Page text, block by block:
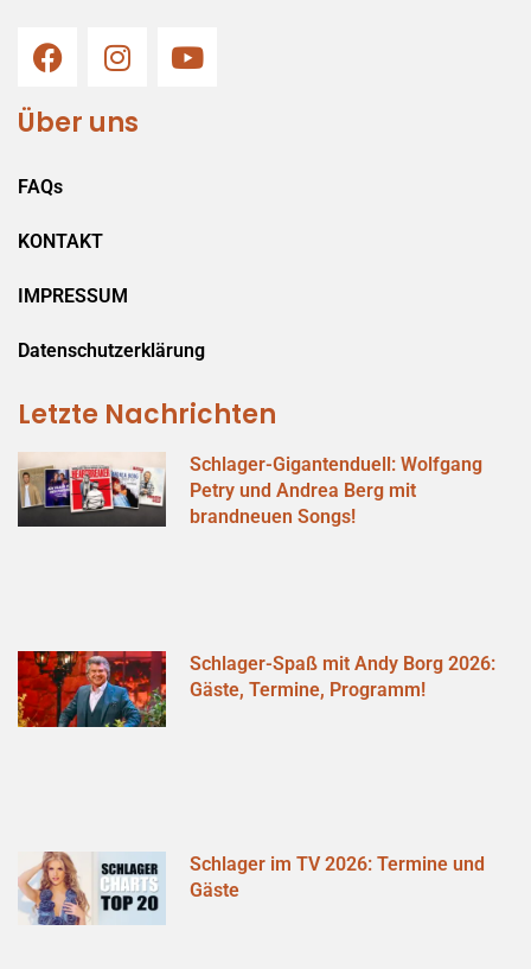
Über uns
FAQs
KONTAKT
IMPRESSUM
Datenschutzerklärung
Letzte Nachrichten
Schlager-Gigantenduell: Wolfgang
Petry und Andrea Berg mit
brandneuen Songs!
Schlager-Spaß mit Andy Borg 2026:
Gäste, Termine, Programm!
Schlager im TV 2026: Termine und
Gäste